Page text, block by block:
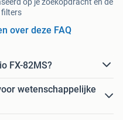
op je zoekopdracht en de
filters
over deze FAQ
FX-82MS?
wetenschappelijke